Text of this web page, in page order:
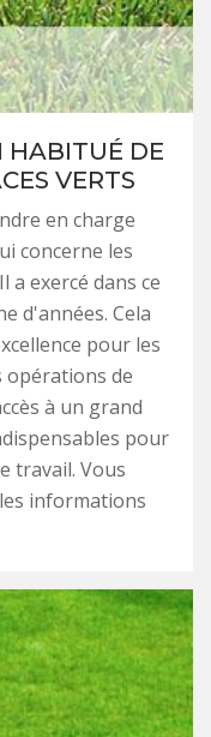
HABITUÉ DE
VERTS
en charge
concerne les
exercé dans ce
d'années. Cela
pour les
opérations de
à un grand
pour
travail. Vous
informations